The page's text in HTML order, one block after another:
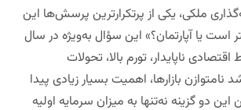
ملکی، یکی از پرتکرارترین پرسش‌ها این
یا آپارتمان؟» این سؤال به‌ویژه در سال
اقتصادی ناپایدار، تورم بالا، تحولات
بازارها، اهمیت بسیار زیادی پیدا
دو گزینه نه‌تنها به میزان سرمایه اولیه